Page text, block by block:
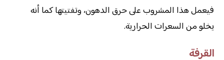
فيعمل هذا المشروب على حرق الدهون، وتفتيتها كما أنه
يخلو من السعرات الحرارية.
القرفة